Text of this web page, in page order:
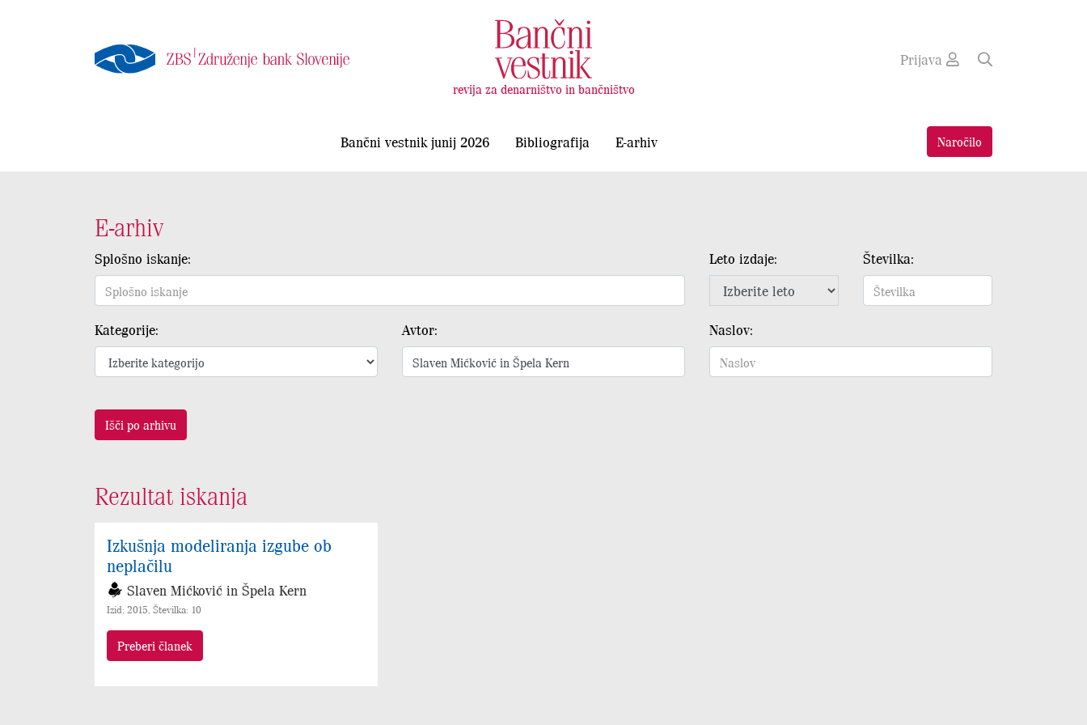
revija za denarništvo in bančništvo
Prijava
Bančni vestnik junij 2026 Bibliografija E-arhiv Naročilo
E-arhiv
Splošno iskanje: Leto izdaje: Številka:
Kategorije: Avtor: Naslov:
Išči po arhivu
Rezultat iskanja
Izkušnja modeliranja izgube ob
neplačilu
Slaven Mićković in Špela Kern
Izid: 2015, Številka: 10
Preberi članek